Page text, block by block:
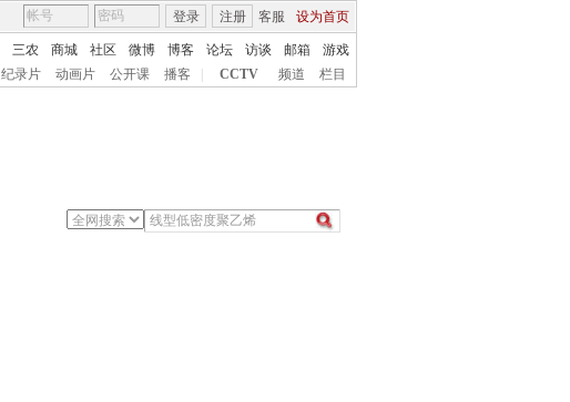
客服 设为首页
登录 注册
三农 商城 社区 微博 博客 论坛 访谈 邮箱
游戏
纪录片 动画片 公开课 播客 CCTV 频道 栏目